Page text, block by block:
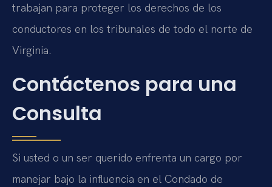
trabajan para proteger los derechos de los
conductores en los tribunales de todo el norte de
Virginia.
Contáctenos para una
Consulta
Si usted o un ser querido enfrenta un cargo por
manejar bajo la influencia en el Condado de